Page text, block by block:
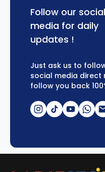
Follow our social
media for daily
updates !
Just ask us to
social media direct
follow you back